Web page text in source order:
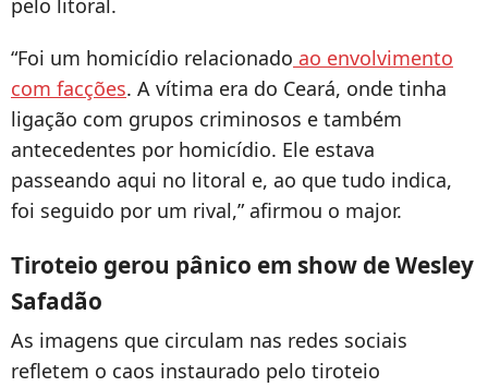
pelo litoral.
“Foi um homicídio relacionado ao envolvimento
com facções. A vítima era do Ceará, onde tinha
ligação com grupos criminosos e também
antecedentes por homicídio. Ele estava
passeando aqui no litoral e, ao que tudo indica,
foi seguido por um rival,” afirmou o major.
Tiroteio gerou pânico em show de Wesley
Safadão
As imagens que circulam nas redes sociais
refletem o caos instaurado pelo tiroteio